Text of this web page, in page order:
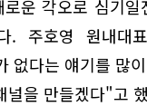
운 각오로 심기
. 주호영 원내대
없다는 얘기를 많
널을 만들겠다"고